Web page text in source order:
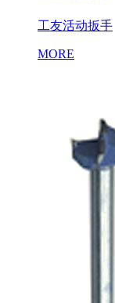
工友活动扳手
MORE